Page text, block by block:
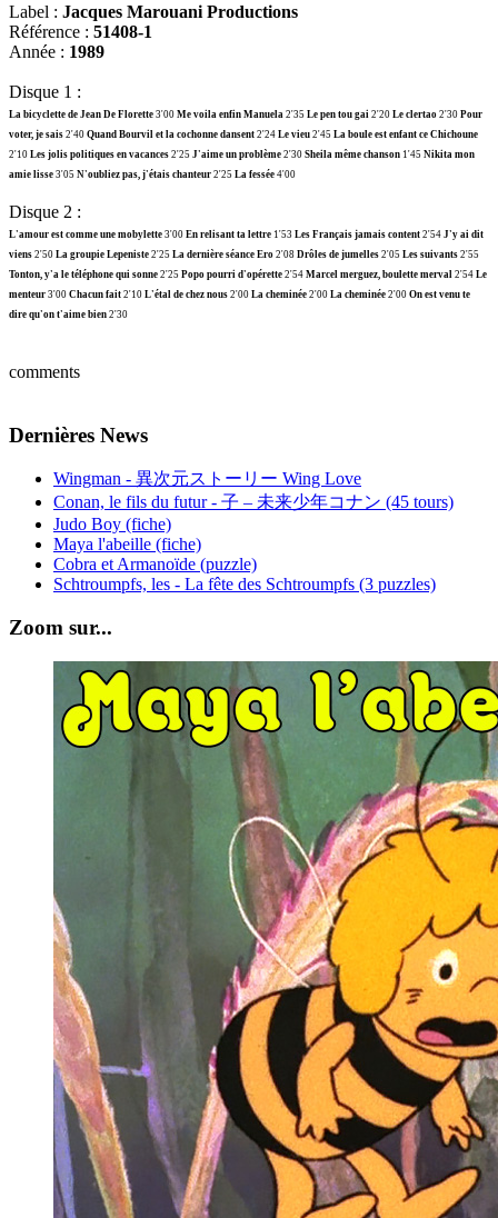
Label : Jacques Marouani Productions
Référence : 51408-1
Année : 1989
Disque 1 :
La bicyclette de Jean De Florette 3'00 Me voila enfin Manuela 2'35 Le pen tou gai 2'20 Le clertao 2'30 Pour
voter, je sais 2'40 Quand Bourvil et la cochonne dansent 2'24 Le vieu 2'45 La boule est enfant ce Chichoune
2'10 Les jolis politiques en vacances 2'25 J'aime un problème 2'30 Sheila même chanson 1'45 Nikita mon
amie lisse 3'05 N'oubliez pas, j'étais chanteur 2'25 La fessée 4'00
Disque 2 :
L'amour est comme une mobylette 3'00 En relisant ta lettre 1'53 Les Français jamais content 2'54 J'y ai dit
viens 2'50 La groupie Lepeniste 2'25 La dernière séance Ero 2'08 Drôles de jumelles 2'05 Les suivants 2'55
Tonton, y'a le téléphone qui sonne 2'25 Popo pourri d'opérette 2'54 Marcel merguez, boulette merval 2'54 Le
menteur 3'00 Chacun fait 2'10 L'étal de chez nous 2'00 La cheminée 2'00 La cheminée 2'00 On est venu te
dire qu'on t'aime bien 2'30
comments
Dernières News
Wingman - 異次元ストーリー Wing Love
Conan, le fils du futur - 子 – 未来少年コナン (45 tours)
Judo Boy (fiche)
Maya l'abeille (fiche)
Cobra et Armanoïde (puzzle)
Schtroumpfs, les - La fête des Schtroumpfs (3 puzzles)
Zoom sur...